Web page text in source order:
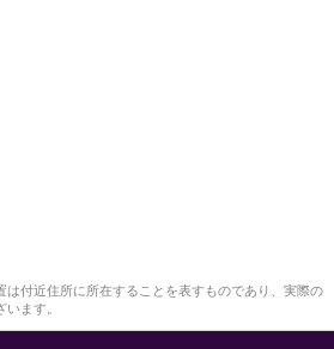
付近住所に所在することを表すものであり、実際の
ます。